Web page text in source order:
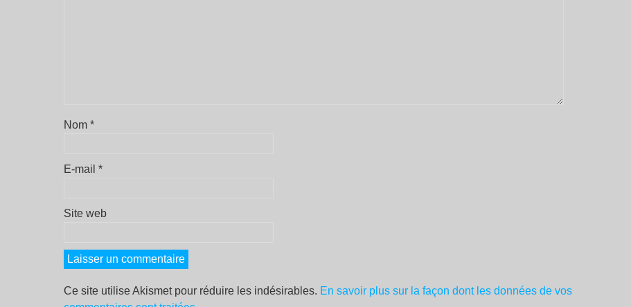
Nom *
E-mail *
Site web
Ce site utilise Akismet pour réduire les indésirables. En savoir plus sur la façon dont les données de vos